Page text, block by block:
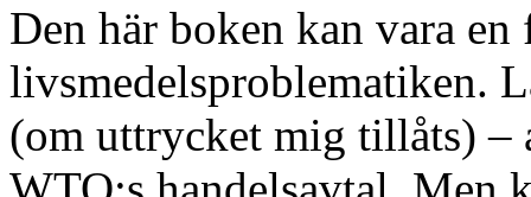
Den här boken kan vara
livsmedelsproblematiken.
(om uttrycket mig tillåts)